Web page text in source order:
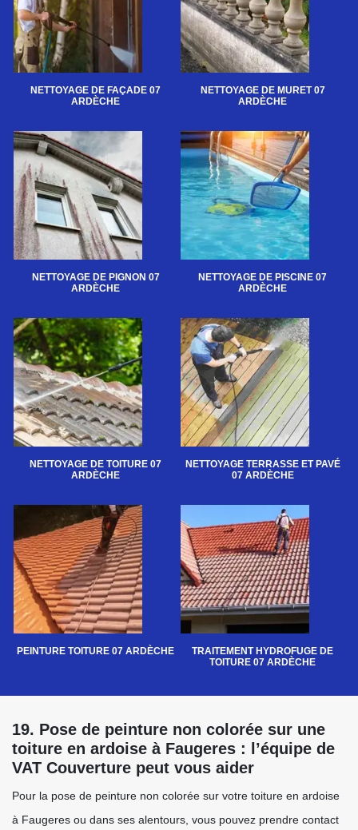
NETTOYAGE DE FAÇADE 07
ARDÈCHE
NETTOYAGE DE MURET 07
ARDÈCHE
NETTOYAGE DE PIGNON 07
ARDÈCHE
NETTOYAGE DE PISCINE 07
ARDÈCHE
NETTOYAGE DE TOITURE 07
ARDÈCHE
NETTOYAGE TERRASSE ET PAVÉ
07 ARDÈCHE
PEINTURE TOITURE 07 ARDÈCHE
TRAITEMENT HYDROFUGE DE
TOITURE 07 ARDÈCHE
19. Pose de peinture non colorée sur une
toiture en ardoise à Faugeres : l’équipe de
VAT Couverture peut vous aider
Pour la pose de peinture non colorée sur votre toiture en ardoise
à Faugeres ou dans ses alentours, vous pouvez prendre contact